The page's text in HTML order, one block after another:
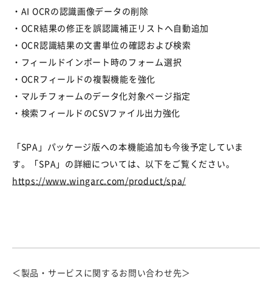
・ AI OCRの認識画像データの削除
・OCR結果の修正を誤認識補正リストへ自動追加
・OCR認識結果の文書単位の確認および検索
・フィールドインポート時のフォーム選択
・ OCRフィールドの複製機能を強化
・マルチフォームのデータ化対象ページ指定
・検索フィールドのCSVファイル出力強化
「SPA 」パッケージ版への本機能追加も今後予定していま
す。「SPA 」の詳細については、以下をご覧ください。
https://www.wingarc.com/product/spa/
＜製品・サービスに関するお問い合わせ先＞